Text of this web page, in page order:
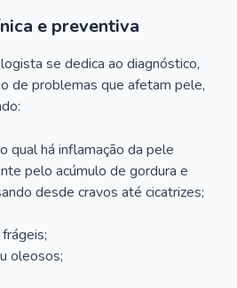
e preventiva
se dedica ao diagnóstico,
de problemas que afetam pele,
qual há inflamação da pele
pelo acúmulo de gordura e
desde cravos até cicatrizes;
oleosos;